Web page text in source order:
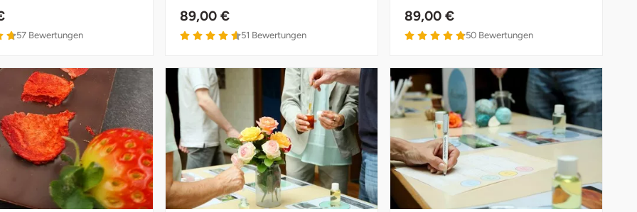
57 Bewertungen
89,00 €
51 Bewertungen
89,00 €
50 Bewertungen